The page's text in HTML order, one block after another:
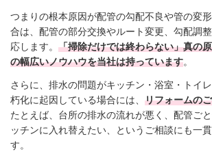
つまりの根本原因が配管の勾配不良や管の変
合は、配管の部分交換やルート変更、勾配調
応します。 「掃除だけでは終わらない」真の
の幅広いノウハウを当社は持っています。
さらに、排水の問題がキッチン・浴室・トイ
朽化に起因している場合には、 リフォームの
たとえば、台所の排水の流れが悪く、配管ご
ッチンに入れ替えたい、というご相談にも一
す。